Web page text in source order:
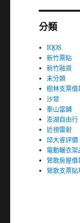
分類
IQOS
新竹票貼
新竹融資
未分類
樹林支票借
沙發
泰山當舖
澎湖自由行
近視雷射
邱大睿評價
電動曬衣架
鶯歌房屋借
鶯歌支票貼